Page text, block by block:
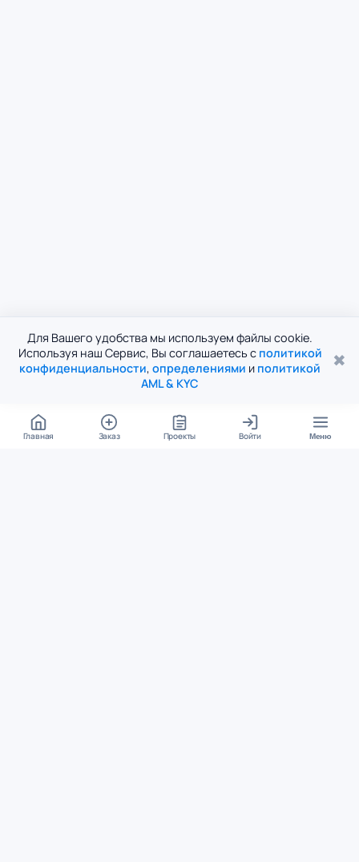
Для Вашего удобства мы используем файлы cookie.
Используя наш Сервис, Вы соглашаетесь с политикой
конфиденциальности, определениями и политикой
AML & KYC
✖
Главная Заказ Проекты Войти Меню